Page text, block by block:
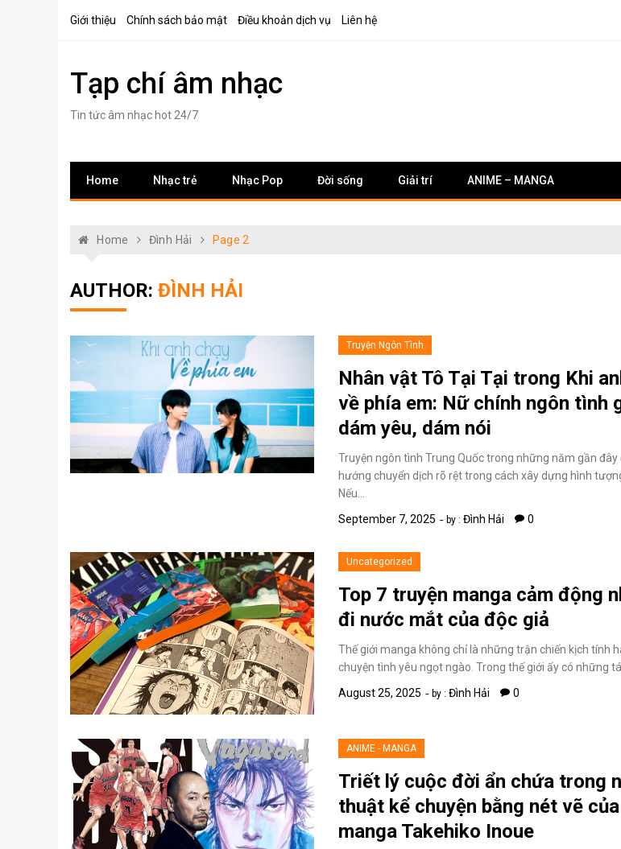
Giới thiệu Chính sách bảo mật Điều khoản dịch vụ Liên hệ
Tạp chí âm nhạc
Tin tức âm nhạc hot 24/7
Home Nhạc trẻ Nhạc Pop Đời sống Giải trí ANIME – MANGA
Home Đình Hải Page 2
AUTHOR: ĐÌNH HẢI
Truyện Ngôn Tình
Nhân vật Tô Tại Tại trong Khi
về phía em: Nữ chính ngôn tình
dám yêu, dám nói
Truyện ngôn tình Trung Quốc trong những năm gần đây
hướng chuyển dịch rõ rệt trong cách xây dựng hình
Nếu…
September 7, 2025
by :Đình Hải 0
Uncategorized
Top 7 truyện manga cảm động
đi nước mắt của độc giả
Thế giới manga không chỉ là những trận chiến kịch tính
chuyện tình yêu ngọt ngào. Trong thế giới ấy có những
August 25, 2025
by :Đình Hải 0
ANIME - MANGA
Triết lý cuộc đời ẩn chứa trong
thuật kể chuyện bằng nét vẽ
manga Takehiko Inoue